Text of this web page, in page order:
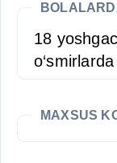
18
MAXSUS